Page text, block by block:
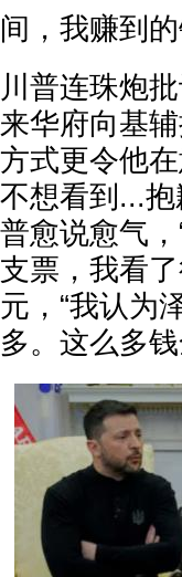
间，我赚到
川普连珠炮
来华府向基
方式更令他
不想看到...
普愈说愈气
支票，我看
元，“我认为
多。这么多